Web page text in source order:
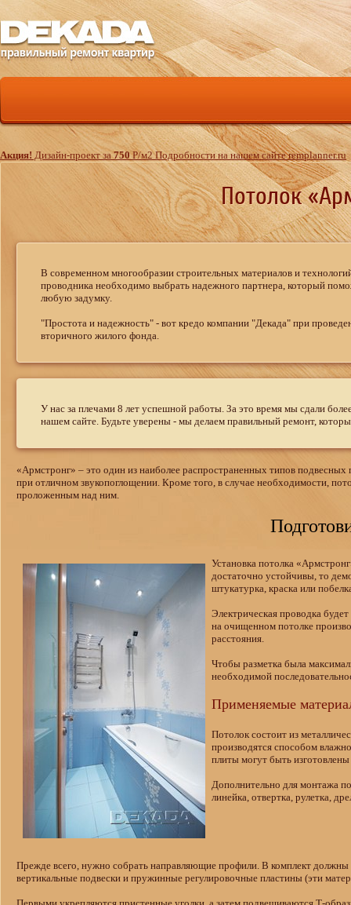
Акция! Дизайн-проект за750 Р/м2 Подробности на нашем сайте remplanner.ru
Потолок
В современном многообразии строительных материалов и
проводника необходимо выбрать надежного партнера, который
любую задумку.
"Простота и надежность" - вот кредо компании "Декада" при
вторичного жилого фонда.
У нас за плечами 8 лет успешной работы. За это время мы сдали
нашем сайте. Будьте уверены - мы делаем правильный ремонт,
«Армстронг» – это один из наиболее распространенных типов
при отличном звукопоглощении. Кроме того, в случае необходимости,
проложенным над ним.
Установка потолка
достаточно устойчивы, то
штукатурка, краска или
Электрическая проводка
на очищенном потолке
расстояния.
Чтобы разметка была
необходимой
Применяемые
Потолок состоит из
производятся способом
плиты могут быть
Дополнительно для монтажа
линейка, отвертка, рулетка,
Прежде всего, нужно собрать направляющие профили. В комплект
вертикальные подвески и пружинные регулировочные пластины (эти